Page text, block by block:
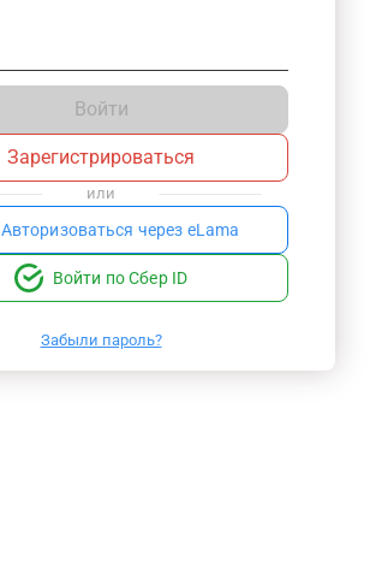
Войти
Зарегистрироваться
или
Авторизоваться через eLama
Войти по Сбер ID
Забыли пароль?